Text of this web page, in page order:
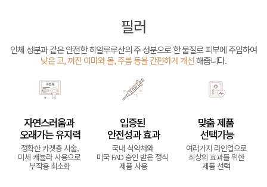
필러
인체 성분과 같은 안전한 히알루루산의 주 성분으로 한 물질로피부에 주입하여
낮은 코, 꺼진 이마와 볼, 주름 등을 간편하게 개선해줍니다.
자연스러움과
오래가는 유지력
정확한 카겟층 시술,
미세 캐뉼라 사용으로
부작용 최소화
입증된
안전성과 효과
국내 식약처와
미국 FAD 승인 받은 정식
제품 사용
맞춤 제품
선택가능
여러가지 라인업으로
최상의 효과를 위한
제품 선택